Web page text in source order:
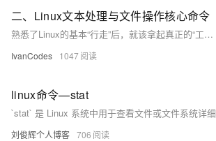
二、Linux文本处理与文件操作核心命令
熟悉了Linux的基本“行走”后，就该拿起真正的“工具”干活了。用grep这个“放大镜”在文件里搜索内容，用find这个“探测器”在系统中寻找文件，再用tar把东西打包带走。最关键的是要学会使用管道符|，它像一条流水线，能把这些命令串联起来，让简单工具组合出强大的功能，比如 ps -ef | grep 'nginx' 就能快速找出nginx进程。
IvanCodes 1047
linux命令—stat
刘俊辉个人博客 706